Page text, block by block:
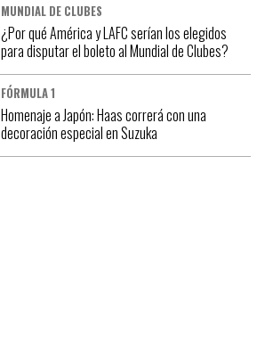
MUNDIAL DE CLUBES
¿Por qué América y LAFC serían los elegidos
para disputar el boleto al Mundial de Clubes?
FÓRMULA 1
Homenaje a Japón: Haas correrá con una
decoración especial en Suzuka